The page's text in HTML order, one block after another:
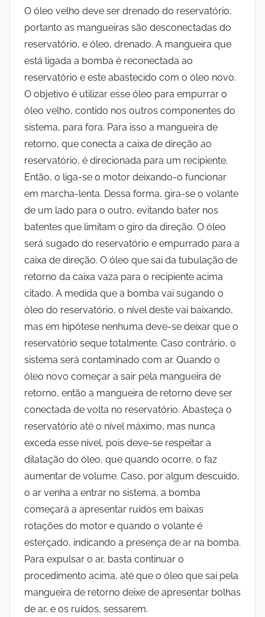
O óleo velho deve ser drenado do reservatório,
portanto as mangueiras são desconectadas do
reservatório, e óleo, drenado. A mangueira que
está ligada a bomba é reconectada ao
reservatório e este abastecido com o óleo novo.
O objetivo é utilizar esse óleo para empurrar o
óleo velho, contido nos outros componentes do
sistema, para fora. Para isso a mangueira de
retorno, que conecta a caixa de direção ao
reservatório, é direcionada para um recipiente.
Então, o liga-se o motor deixando-o funcionar
em marcha-lenta. Dessa forma, gira-se o volante
de um lado para o outro, evitando bater nos
batentes que limitam o giro da direção. O óleo
será sugado do reservatório e empurrado para a
caixa de direção. O óleo que sai da tubulação de
retorno da caixa vaza para o recipiente acima
citado. A medida que a bomba vai sugando o
óleo do reservatório, o nível deste vai baixando,
mas em hipótese nenhuma deve-se deixar que o
reservatório seque totalmente. Caso contrário, o
sistema será contaminado com ar. Quando o
óleo novo começar a sair pela mangueira de
retorno, então a mangueira de retorno deve ser
conectada de volta no reservatório. Abasteça o
reservatório até o nível máximo, mas nunca
exceda esse nível, pois deve-se respeitar a
dilatação do óleo, que quando ocorre, o faz
aumentar de volume. Caso, por algum descuido,
o ar venha a entrar no sistema, a bomba
começará a apresentar ruídos em baixas
rotações do motor e quando o volante é
esterçado, indicando a presença de ar na bomba.
Para expulsar o ar, basta continuar o
procedimento acima, até que o óleo que sai pela
mangueira de retorno deixe de apresentar bolhas
de ar, e os ruídos, sessarem.